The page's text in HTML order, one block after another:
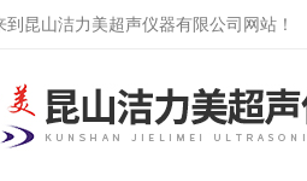
到 昆山洁力美超声仪器有限公司网站 ！